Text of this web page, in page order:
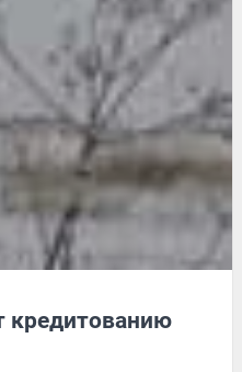
кредитованию